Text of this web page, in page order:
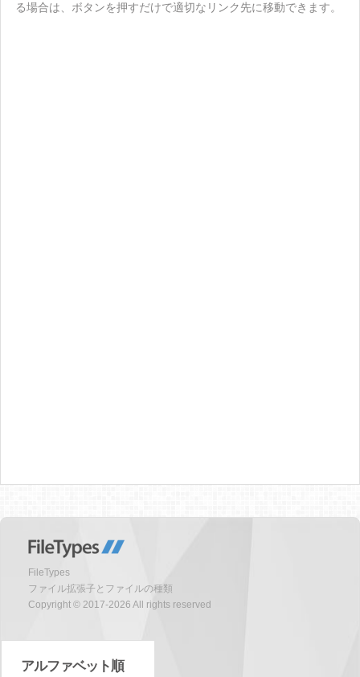
る場合は、ボタンを押すだけで適切なリンク先に移動できます。
FileTypes
ファイル拡張子とファイルの種類
Copyright © 2017-2026 All rights reserved
アルファベット順